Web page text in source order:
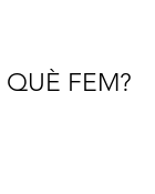
QUÈ FEM?